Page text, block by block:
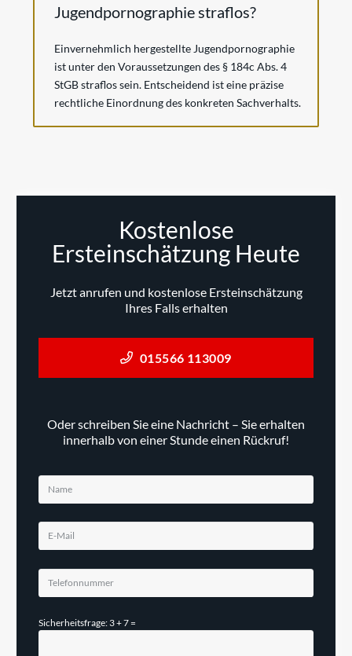
Jugendpornographie straflos?
Einvernehmlich hergestellte Jugendpornographie
ist unter den Voraussetzungen des § 184c Abs. 4
StGB straflos sein. Entscheidend ist eine präzise
rechtliche Einordnung des konkreten Sachverhalts.
Kostenlose
Ersteinschätzung Heute
Jetzt anrufen und kostenlose Ersteinschätzung
Ihres Falls erhalten
015566 113009
Oder schreiben Sie eine Nachricht – Sie erhalten
innerhalb von einer Stunde einen Rückruf!
Sicherheitsfrage: 3 + 7 =